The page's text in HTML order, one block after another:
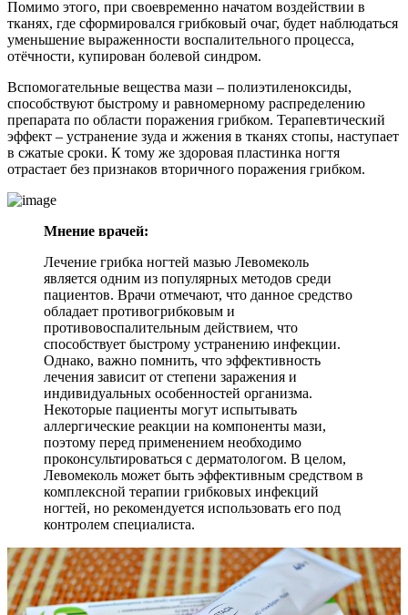
Помимо этого, при своевременно начатом воздействии в
тканях, где сформировался грибковый очаг, будет наблюдаться
уменьшение выраженности воспалительного процесса,
отёчности, купирован болевой синдром.
Вспомогательные вещества мази – полиэтиленоксиды,
способствуют быстрому и равномерному распределению
препарата по области поражения грибком. Терапевтический
эффект – устранение зуда и жжения в тканях стопы, наступает
в сжатые сроки. К тому же здоровая пластинка ногтя
отрастает без признаков вторичного поражения грибком.
Мнение врачей:
Лечение грибка ногтей мазью Левомеколь
является одним из популярных методов среди
пациентов. Врачи отмечают, что данное средство
обладает противогрибковым и
противовоспалительным действием, что
способствует быстрому устранению инфекции.
Однако, важно помнить, что эффективность
лечения зависит от степени заражения и
индивидуальных особенностей организма.
Некоторые пациенты могут испытывать
аллергические реакции на компоненты мази,
поэтому перед применением необходимо
проконсультироваться с дерматологом. В целом,
Левомеколь может быть эффективным средством в
комплексной терапии грибковых инфекций
ногтей, но рекомендуется использовать его под
контролем специалиста.